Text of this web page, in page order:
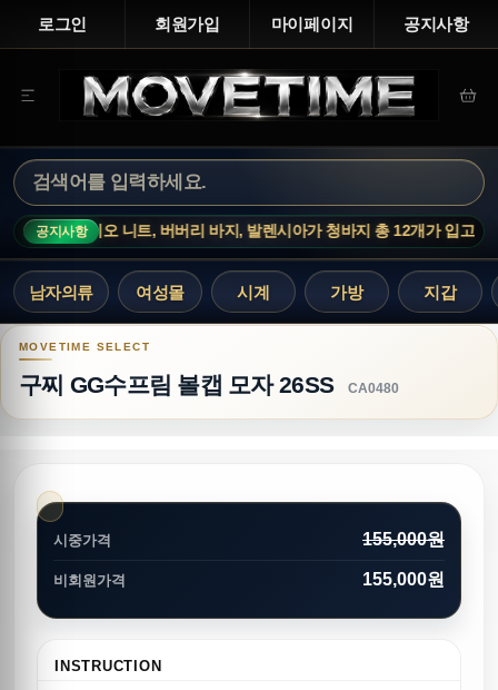
로그인 회원가입 마이페이지 공지사항
공지사항
크네스튜디오 니트, 버버리 바지, 발렌시아가 청바지 총 12개가 입고되었
남자의류 여성몰 시계 가방 지갑
구찌 GG수프림 볼캡 모자 26SS
구찌 GG수프림 볼캡 모자 26SS CA0480
시중가격 155,000원
비회원가격 155,000원
INSTRUCTION